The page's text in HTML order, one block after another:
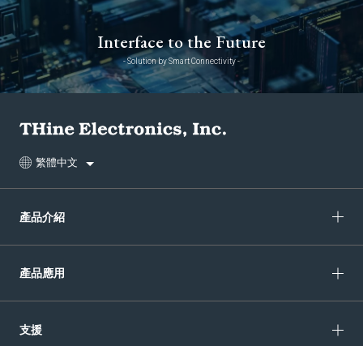
Interface to the Future
- Solution by Smart Connectivity -
繁體中文
產品介紹
產品應用
支援